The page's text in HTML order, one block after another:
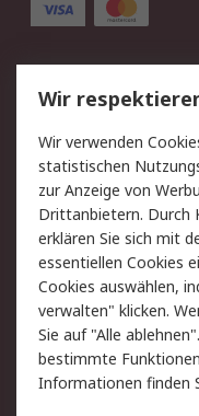
Service
Value Added
Rücksendungen
Hilfe
Rechtliches
AGB
Cookie-Richtlinie
Copyright/
Wir
Wir verwenden
statistischen
zur Anzeige von
Drittanbietern. Durch
erklären Sie sich mit
essentiellen Cookies
Cookies auswählen,
verwalten" klicken.
Sie auf "Alle
bestimmte
Informationen finden